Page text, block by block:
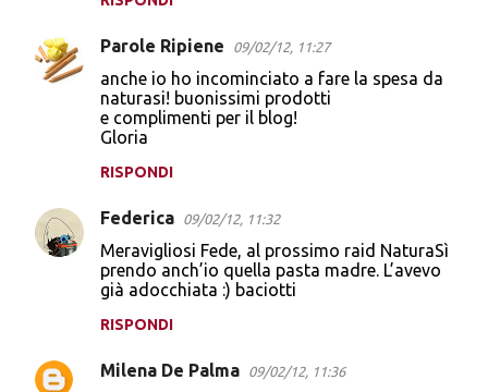
Parole Ripiene 09/02/12, 11:27
anche io ho incominciato a fare la spesa da
naturasi! buonissimi prodotti
e complimenti per il blog!
Gloria
RISPONDI
Federica 09/02/12, 11:32
Meravigliosi Fede, al prossimo raid NaturaSì
prendo anch’io quella pasta madre. L’avevo
già adocchiata :) baciotti
RISPONDI
Milena De Palma 09/02/12, 11:36